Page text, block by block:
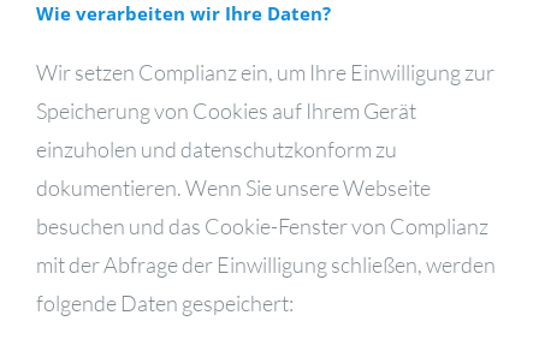
Wie verarbeiten wir Ihre Daten?
Wir setzen Complianz ein, um Ihre Einwilligung zur
Speicherung von Cookies auf Ihrem Gerät
einzuholen und datenschutzkonform zu
dokumentieren. Wenn Sie unsere Webseite
besuchen und das Cookie-Fenster von Complianz
mit der Abfrage der Einwilligung schließen, werden
folgende Daten gespeichert: